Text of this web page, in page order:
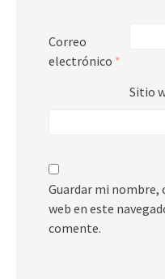
Correo
electrónico *
Sitio
Guardar mi
web en este
comente.